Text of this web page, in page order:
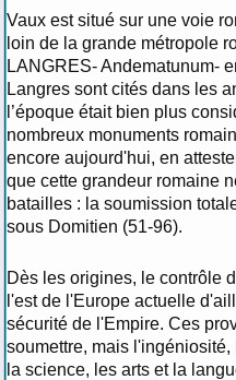
Vaux est situé sur une voie
loin de la grande métropole
LANGRES- Andematunum-
Langres sont cités dans les
l’époque était bien plus
nombreux monuments
encore aujourd'hui, en
que cette grandeur romaine
batailles : la soumission
sous Domitien (51-96).
Dès les origines, le contrôle
l'est de l'Europe actuelle
sécurité de l'Empire. Ces
soumettre, mais
la science, les arts et la